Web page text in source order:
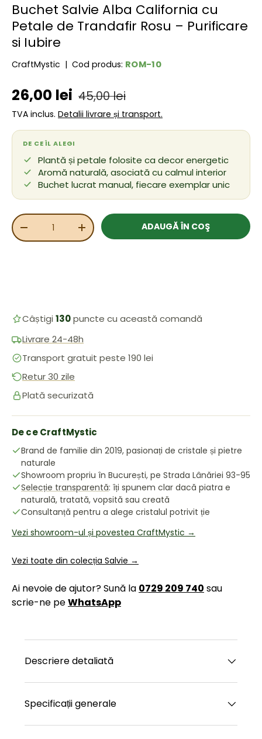
Buchet Salvie Alba California cu
Petale de Trandafir Rosu – Purificare
si Iubire
CraftMystic | Cod produs: ROM-10
Preț de vânzare
26,00 lei Preț obișnuit
45,00 lei
TVA inclus. Detalii livrare și transport.
DE CE ÎL ALEGI
Plantă și petale folosite ca decor energetic
Aromă naturală, asociată cu calmul interior
Buchet lucrat manual, fiecare exemplar unic
Cant.
REDUCEȚI CANTITATEAMĂRIȚI CANTITATEAADAUGĂ ÎN COŞ
Câștigi 130puncte cu această comandă
Livrare 24-48h
Transport gratuit peste 190 lei
Retur 30 zile
Plată securizată
De ce CraftMystic
Brand de familie din 2019, pasionați de cristale și pietre
naturale
Showroom propriu în București, pe Strada Lânăriei 93-95
Selecție transparentă: îți spunem clar dacă piatra e
naturală, tratată, vopsită sau creată
Consultanță pentru a alege cristalul potrivit ție
Vezi showroom-ul și povestea CraftMystic →
Vezi toate din colecția Salvie →
Ai nevoie de ajutor? Sună la 0729 209 740 sau
scrie-ne peWhatsApp
Descriere detaliată
Specificații generale